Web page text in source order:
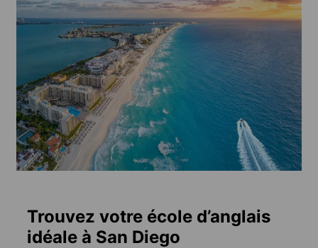
Trouvez votre école d’anglais
idéale à San Diego